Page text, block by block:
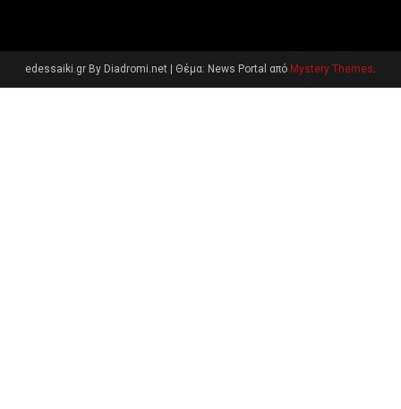
edessaiki.gr By Diadromi.net Θέμα: News Portal από Mystery Themes.